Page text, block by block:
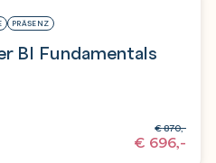
PRÄSENZ
BI Fundamentals
€ 696,-
€870,-